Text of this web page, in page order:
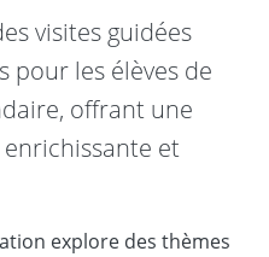
visites guidées
pour les élèves de
offrant une
et
explore des thèmes